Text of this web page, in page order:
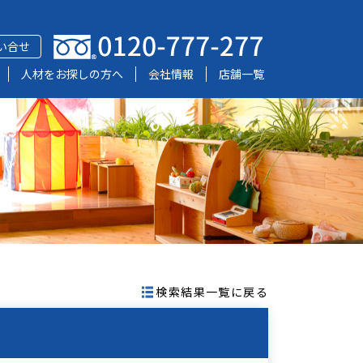
合せ
人材をお探しの方へ
会社情報 店舗一覧
検索結果一覧に戻る